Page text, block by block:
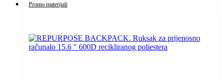
Promo materijali